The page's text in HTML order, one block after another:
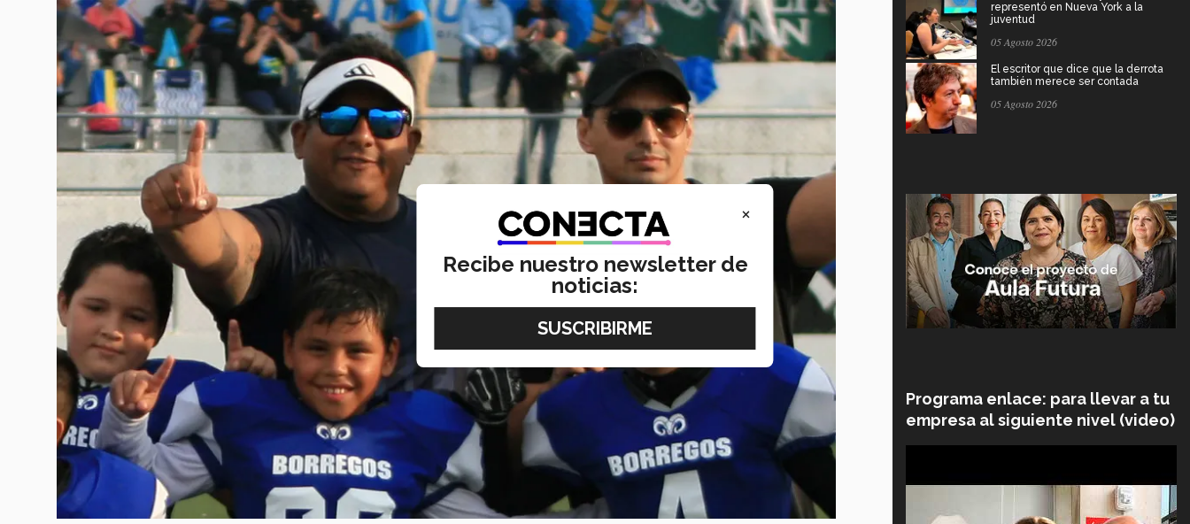
representó en Nueva York a la
juventud
05 Agosto 2026
El escritor que dice que la derrota
también merece ser contada
05 Agosto 2026
Programa enlace: para llevar a tu
empresa al siguiente nivel (video)
×
Recibe nuestro newsletter de
noticias: